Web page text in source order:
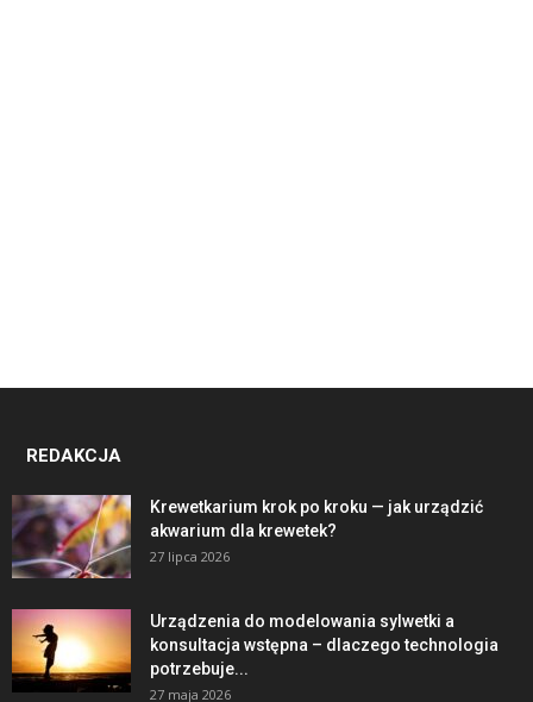
REDAKCJA
Krewetkarium krok po kroku — jak urządzić
akwarium dla krewetek?
27 lipca 2026
Urządzenia do modelowania sylwetki a
konsultacja wstępna – dlaczego technologia
potrzebuje...
27 maja 2026